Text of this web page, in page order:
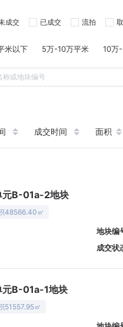
成交 已成交 流拍
米以下 5万-10万平米 10万
成交时间 面积
元B-01a-2地块
48566.40㎡
地块编
成交状
元B-01a-1地块
51557.95㎡